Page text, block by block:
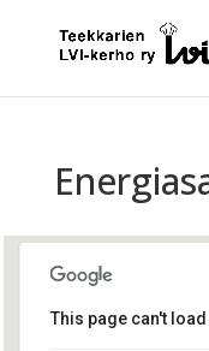
This page can't